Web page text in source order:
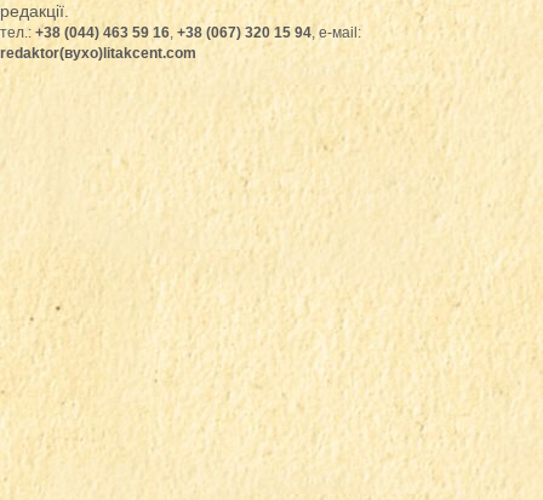
редакції.
тел.: +38 (044) 463 59 16, +38 (067) 320 15 94, е-маіl:
redaktor(вухо)litakcent.com